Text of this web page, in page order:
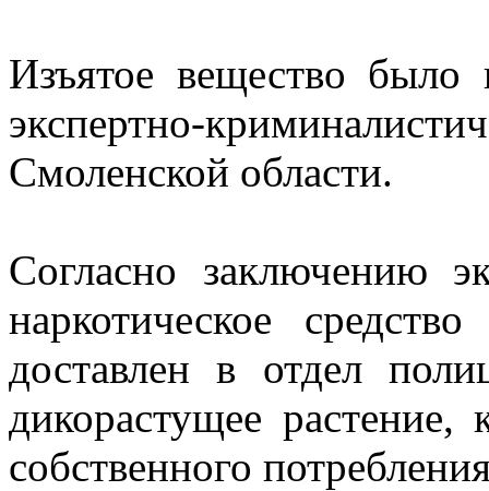
Изъятое вещество было
экспертно-
Смоленской области.
Согласно заключению
наркотическое
доставлен в отдел
дикорастущее
собственного